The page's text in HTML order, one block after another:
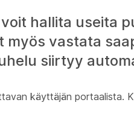
hallita useita
myös vastata
siirtyy
käyttäjän portaalista.